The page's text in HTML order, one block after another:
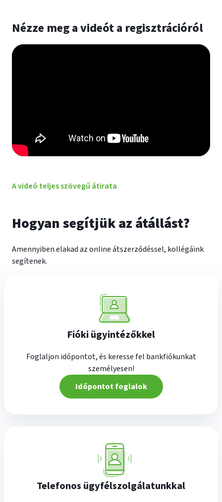
Nézze meg a videót a regisztrációról
A videó teljes szövegű átirata
Hogyan segítjük az átállást?
Amennyiben elakad az online átszerződéssel, kollégáink
segítenek.
Fióki ügyintézőkkel
Foglaljon időpontot, és keresse fel bankfiókunkat
személyesen!
Időpontot foglalok
Telefonos ügyfélszolgálatunkkal